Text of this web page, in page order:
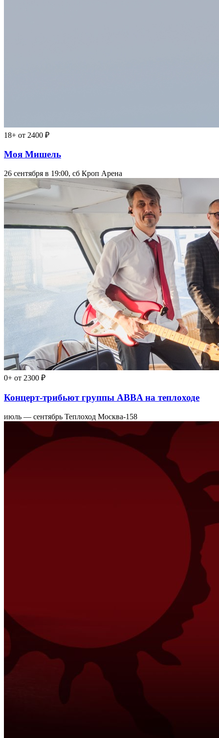
18+ от 2400 ₽
Моя Мишель
26 сентября в 19:00, сб Кроп Арена
0+ от 2300 ₽
Концерт-трибьют группы ABBA на теплоходе
июль — сентябрь Теплоход Москва-158